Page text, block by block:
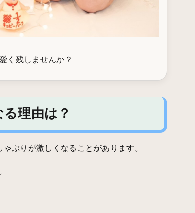
く残しませんか？
理由は？
ぶりが激しくなることがあります。